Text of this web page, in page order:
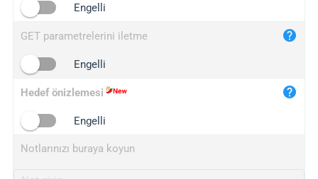
Engelli
GET parametrelerini iletme
Engelli
Hedef önizlemesi
Engelli
Notlarınızı buraya koyun